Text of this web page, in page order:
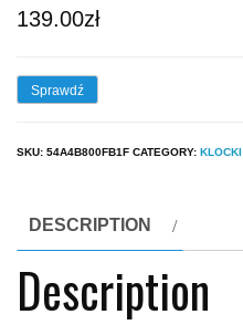
139.00zł
Sprawdź
SKU: 54A4B800FB1F CATEGORY: KLOCKI
DESCRIPTION
Description